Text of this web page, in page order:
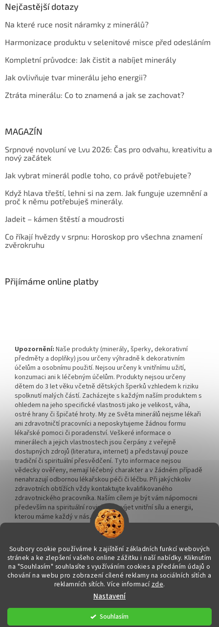
Soubory cookie používáme k zajištění základních funkcí webových
stránek a ke zlepšení vašeho online zážitku i naší nabídky. Kliknutím
na "Souhlasím" souhlasíte s využíváním cookies a předáním údajů o
chování na webu pro zobrazení cílené reklamy na sociálních sítích a
reklamních sítích. Více informací zde.
Nastavení
Souhlasím
Nejčastější dotazy
Na které ruce nosit náramky z minerálů?
Harmonizace produktu v selenitové misce před odesláním
Kompletní průvodce: Jak čistit a nabíjet minerály
Jak ovlivňuje tvar minerálu jeho energii?
Ztráta minerálu: Co to znamená a jak se zachovat?
MAGAZÍN
Srpnové novoluní ve Lvu 2026: Čas pro odvahu, kreativitu a
nový začátek
Jak vybrat minerál podle toho, co právě potřebujete?
Když hlava třeští, lehni si na zem. Jak funguje uzemnění a
proč k němu potřebuješ minerály.
Jadeit – kámen štěstí a moudrosti
Co říkají hvězdy v srpnu: Horoskop pro všechna znamení
zvěrokruhu
Přijímáme online platby
Upozornění: Naše produkty (minerály, šperky, dekorativní
předměty a doplňky) jsou určeny výhradně k dekorativním
účelům a osobnímu použití. Nejsou určeny k vnitřnímu užití,
konzumaci ani k léčebným účelům. Produkty nejsou určeny
dětem do 3 let věku včetně dětských šperků vzhledem k riziku
spolknutí malých částí. Zacházejte s každým naším produktem s
ohledem na jeho specifické vlastnosti jako je velikost, váha,
ostré hrany či špičaté hroty. My ze Světa minerálů nejsme lékaři
ani zdravotničtí pracovníci a neposkytujeme žádnou formu
lékařské pomoci či poradenství. Veškeré informace o
minerálech a jejich vlastnostech jsou čerpány z veřejně
dostupných zdrojů (literatura, internet) a představují pouze
tradiční či spirituální přesvědčení. Tyto informace nejsou
vědecky ověřeny, nemají léčebný charakter a v žádném případě
nenahrazují odbornou lékařskou péči či léčbu. Při jakýchkoliv
zdravotních obtížích vždy kontaktujte kvalifikovaného
zdravotnického pracovníka. Naším cílem je být vám nápomocni
především na spirituální rovině a rozvíjet vnitřní sílu a energii,
kterou máme každý v nás.
Vytvořil Shoptet
nastavení cookies